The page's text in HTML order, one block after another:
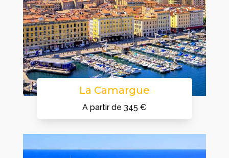
La Camargue
A partir de 345 €